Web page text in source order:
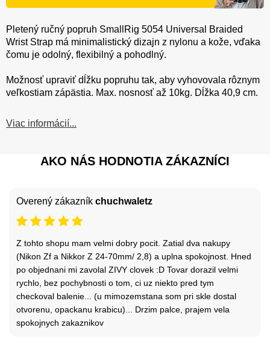
Pletený ručný popruh SmallRig 5054 Universal Braided
Wrist Strap má minimalistický dizajn z nylonu a kože, vďaka
čomu je odolný, flexibilný a pohodlný.
Možnosť upraviť dĺžku popruhu tak, aby vyhovovala rôznym
veľkostiam zápästia. Max. nosnosť až 10kg. Dĺžka 40,9 cm.
Viac informácií...
AKO NÁS HODNOTIA ZÁKAZNÍCI
Overený zákazník chuchwaletz
Z tohto shopu mam velmi dobry pocit. Zatial dva nakupy
(Nikon Zf a Nikkor Z 24-70mm/ 2,8) a uplna spokojnost. Hned
po objednani mi zavolal ZIVY clovek :D Tovar dorazil velmi
rychlo, bez pochybnosti o tom, ci uz niekto pred tym
checkoval balenie... (u mimozemstana som pri skle dostal
otvorenu, opackanu krabicu)... Drzim palce, prajem vela
spokojnych zakaznikov